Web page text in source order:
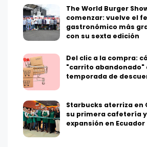
The World Burger
comenzar: vuelve el
gastronómico más
con su sexta edición
Del clic a la compra:
"carrito abandonado"
temporada de
Starbucks aterriza en
su primera cafetería
expansión en Ecuador